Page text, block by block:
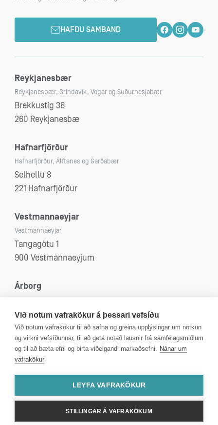
HAFÐU SAMBAND
Reykjanesbær
Reykjanesbær, Grindavík, Vogar og Suðurnesjabær
Brekkustíg 36
260 Reykjanesbæ
Hafnarfjörður
Hafnarfjörður, Álftanes og Garðabær
Selhellu 8
221 Hafnarfjörður
Vestmannaeyjar
Vestmannaeyjar
Tangagötu 1
900 Vestmannaeyjum
Árborg
Eyravegi 53
800 Selfoss
Við notum vafrakökur á þessari vefsíðu
Við notum vafrakökur til að safna og greina upplýsingar um notkun
og virkni vefsíðunnar, til að geta notað lausnir frá samfélagsmiðlum
og til að bæta efni og birta viðeigandi markaðsefni. Nánar um
vafrakökur
LEYFA VAFRAKÖKUR
STILLINGAR Á VAFRAKÖKUM